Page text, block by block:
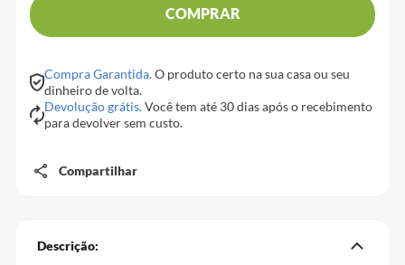
COMPRAR
Compra Garantida.O produto certo na sua casa ou seu
dinheiro de volta.
Devolução grátis.Você tem até 30 dias após o recebimento
para devolver sem custo.
Compartilhar
Descrição: